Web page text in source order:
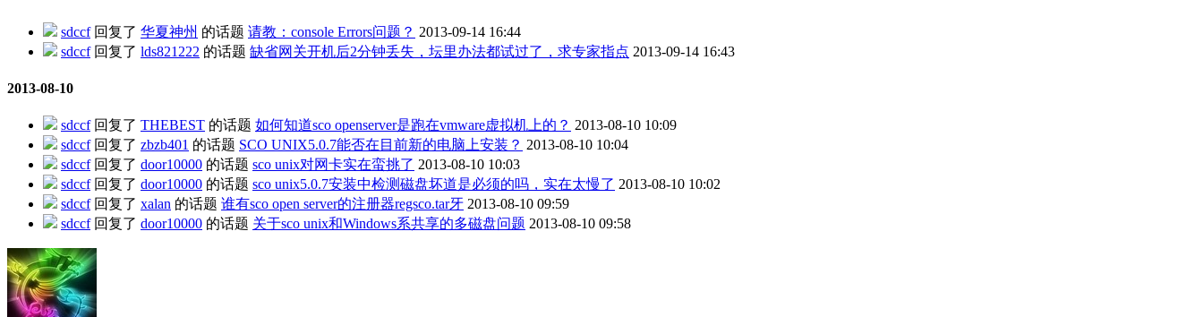
sdccf回复了 华夏神州 的话题 请教：console Errors问题？ 2013-09-14 16:44
sdccf回复了 lds821222 的话题 缺省网关开机后2分钟丢失，坛里办法都试过了，求专家指点 2013-09-14 16:43
2013-08-10
sdccf回复了 THEBEST 的话题 如何知道sco openserver是跑在vmware虚拟机上的？ 2013-08-10 10:09
sdccf回复了 zbzb401 的话题 SCO UNIX5.0.7能否在目前新的电脑上安装？ 2013-08-10 10:04
sdccf回复了 door10000 的话题 sco unix对网卡实在蛮挑了 2013-08-10 10:03
sdccf回复了 door10000 的话题 sco unix5.0.7安装中检测磁盘坏道是必须的吗，实在太慢了 2013-08-10 10:02
sdccf回复了 xalan 的话题 谁有sco open server的注册器regsco.tar牙 2013-08-10 09:59
sdccf回复了 door10000 的话题 关于sco unix和Windows系共享的多磁盘问题 2013-08-10 09:58